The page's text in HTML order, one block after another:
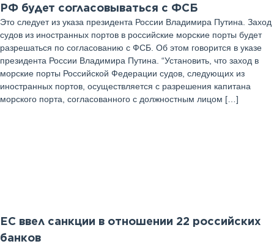
РФ будет согласовываться с ФСБ
Это следует из указа президента России Владимира Путина. Заход
судов из иностранных портов в российские морские порты будет
разрешаться по согласованию с ФСБ. Об этом говорится в указе
президента России Владимира Путина. “Установить, что заход в
морские порты Российской Федерации судов, следующих из
иностранных портов, осуществляется с разрешения капитана
морского порта, согласованного с должностным лицом […]
ЕС ввел санкции в отношении 22 российских
банков